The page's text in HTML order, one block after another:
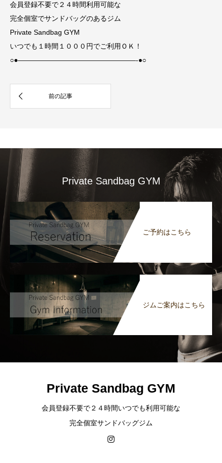
会員登録不要で２４時間利用可能な
完全個室でサンドバッグのあるジム
Private Sandbag GYM
いつでも１時間１０００円でご利用ＯＫ！
○●—————————————————-●○
Private Sandbag GYM
ご予約はこちら
ジムご案内はこちら
Private Sandbag GYM
会員登録不要で２４時間いつでも利用可能な
完全個室サンドバッグジム